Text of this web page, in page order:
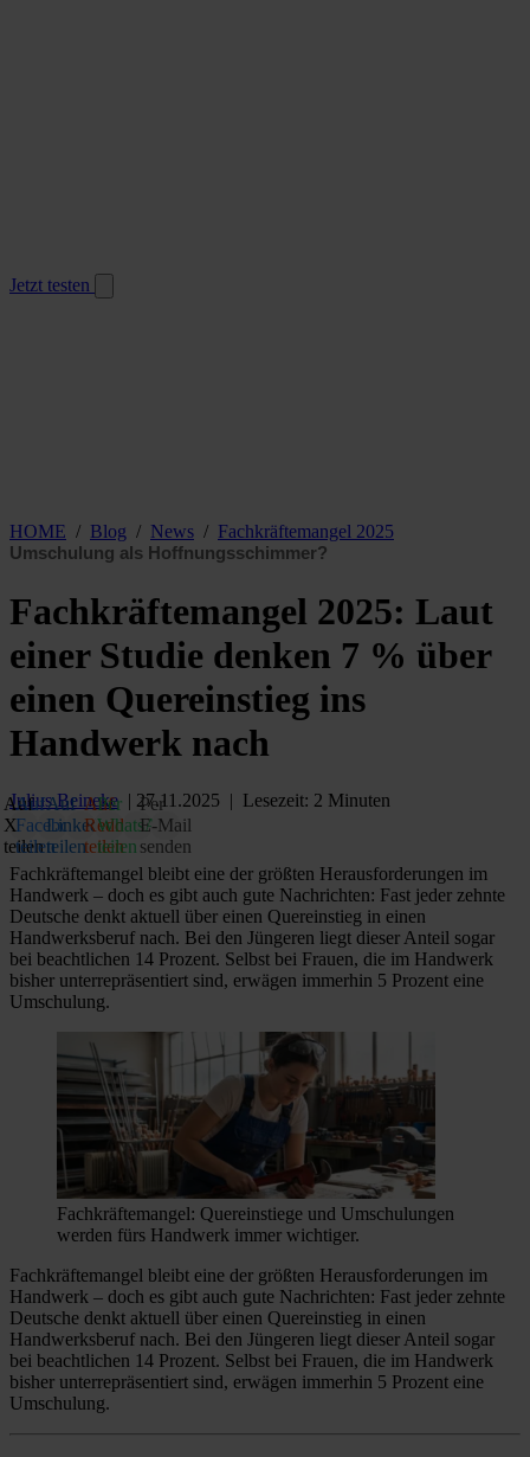
Jetzt testen
HOME / Blog / News / Fachkräftemangel 2025
Umschulung als Hoffnungsschimmer?
Fachkräftemangel 2025: Laut
einer Studie denken 7 % über
einen Quereinstieg ins
Handwerk nach
Julius Beineke | 27.11.2025 | Lesezeit: 2 Minuten
Auf
X
teilen
Auf
Facebook
teilen
Auf
LinkedIn
teilen
Auf
Reddit
teilen
Per
WhatsApp
teilen
Per
E‑Mail
senden
Fachkräftemangel bleibt eine der größten Herausforderungen im
Handwerk – doch es gibt auch gute Nachrichten: Fast jeder zehnte
Deutsche denkt aktuell über einen Quereinstieg in einen
Handwerksberuf nach. Bei den Jüngeren liegt dieser Anteil sogar
bei beachtlichen 14 Prozent. Selbst bei Frauen, die im Handwerk
bisher unterrepräsentiert sind, erwägen immerhin 5 Prozent eine
Umschulung.
Fachkräftemangel: Quereinstiege und Umschulungen
werden fürs Handwerk immer wichtiger.
Fachkräftemangel bleibt eine der größten Herausforderungen im
Handwerk – doch es gibt auch gute Nachrichten: Fast jeder zehnte
Deutsche denkt aktuell über einen Quereinstieg in einen
Handwerksberuf nach. Bei den Jüngeren liegt dieser Anteil sogar
bei beachtlichen 14 Prozent. Selbst bei Frauen, die im Handwerk
bisher unterrepräsentiert sind, erwägen immerhin 5 Prozent eine
Umschulung.